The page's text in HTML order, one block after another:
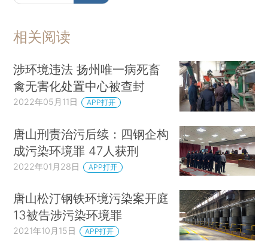
相关阅读
涉环境违法 扬州唯一病死畜
禽无害化处置中心被查封
2022年05月11日 APP打开
唐山刑责治污后续：四钢企构
成污染环境罪 47人获刑
2022年01月28日 APP打开
唐山松汀钢铁环境污染案开庭
13被告涉污染环境罪
2021年10月15日 APP打开